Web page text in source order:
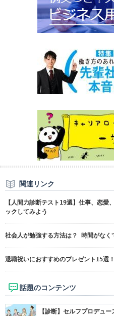
関連リンク
【人間力診断テスト19選】仕事、恋
ックしてみよう
社会人が勉強する方法は？ 時間がなく
退職祝いにおすすめのプレゼント15選
話題のコンテンツ
【診断】セルフプロデュ